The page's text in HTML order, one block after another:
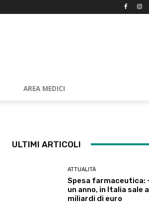
AREA MEDICI
ULTIMI ARTICOLI
ATTUALITÀ
Spesa farmaceutica:
un anno, in Italia sale
miliardi di euro